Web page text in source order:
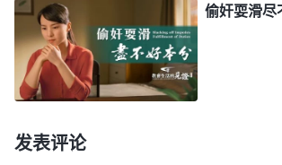
识》从神的话中我明白了，我一直追
因为我一直奉行着“人生在世，吃穿
短，何不及时行乐”“人要善待自己
醉，明日愁来明日愁”“人生短短几十
求。在这些错误观点的支配下，我总
偷奸耍滑尽
发表评论